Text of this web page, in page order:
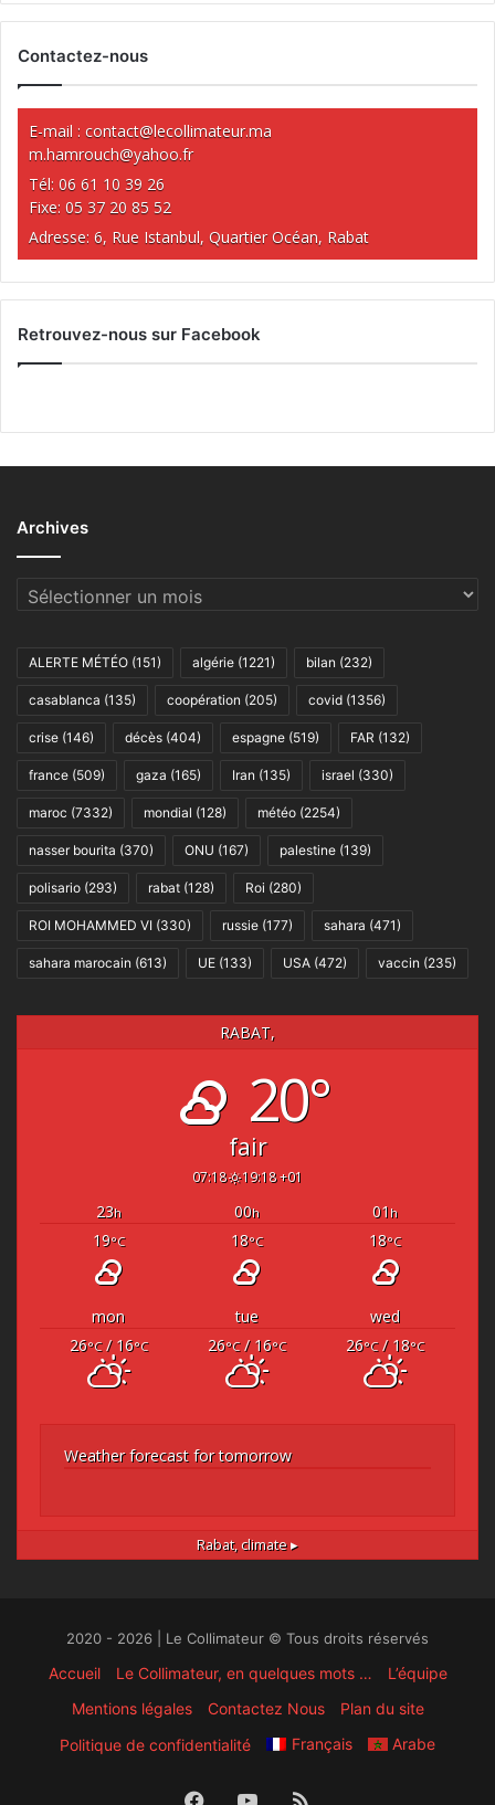
Contactez-nous
E-mail : contact@lecollimateur.ma
m.hamrouch@yahoo.fr
Tél: 06 61 10 39 26
Fixe: 05 37 20 85 52
Adresse: 6, Rue Istanbul, Quartier Océan, Rabat
Retrouvez-nous sur Facebook
Archives
Archives
ALERTE MÉTÉO (151) algérie (1221) bilan (232)
casablanca (135) coopération (205) covid (1356)
crise (146) décès (404) espagne (519) FAR (132)
france (509) gaza (165) Iran (135) israel (330)
maroc (7332) mondial (128) météo (2254)
nasser bourita (370) ONU (167) palestine (139)
polisario (293) rabat (128) Roi (280)
ROI MOHAMMED VI (330) russie (177) sahara (471)
sahara marocain (613) UE (133) USA (472) vaccin (235)
RABAT,
20°
fair
07:18 19:18 +01
23h 00h 01 h
19°C 18°C 18°C
mon tue
wed
26°C/ 16°C 26°C/ 16°C 26°C/ 18°C
Weather forecast for tomorrow
Rabat, climate ▸
2020 - 2026 | Le Collimateur © Tous droits réservés
Accueil Le Collimateur, en quelques mots …
L’équipe
Mentions légales
Contactez Nous
Plan du site
Politique de confidentialité
Français Arabe
FacebookYouTube